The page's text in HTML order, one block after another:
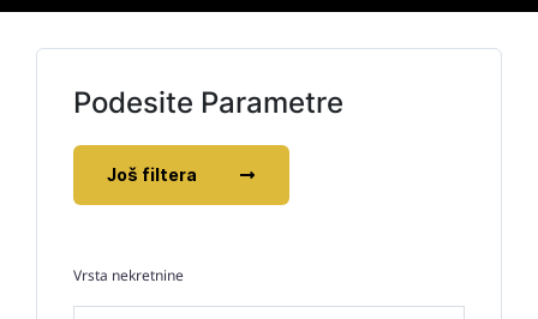
Podesite Parametre
Još filtera
Vrsta nekretnine